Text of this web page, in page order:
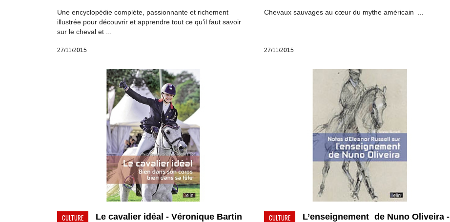
Une encyclopédie complète, passionnante et richement
illustrée pour découvrir et apprendre tout ce qu’il faut savoir
sur le cheval et ...
27/11/2015
Chevaux sauvages au cœur du mythe américain ...
27/11/2015
CULTURE
Le cavalier idéal - Véronique Bartin
CULTURE
L’enseignement de Nuno Oliveira -